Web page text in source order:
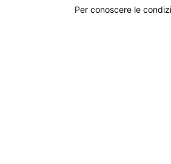
Per conoscere le